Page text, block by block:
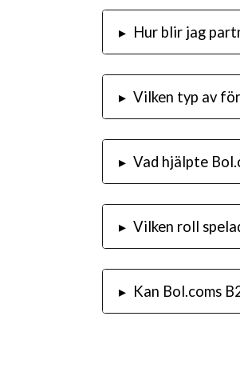
▸ Hur blir jag
▸ Vilken typ av
▸ Vad hjälpte
▸ Vilken roll
▸ Kan Bol.coms